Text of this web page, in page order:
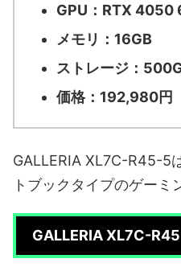
GPU：RTX 4050
メモリ：16GB
ストレージ：
価格：192,980円
GALLERIA XL7C-R45-5
トブックタイプのゲーミ
GALLERIA XL7C-